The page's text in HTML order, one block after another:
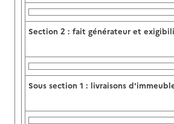
Section 2 : fait générateur et
Sous section 1 : livraisons